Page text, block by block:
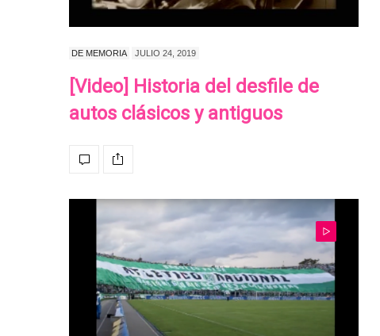
DE MEMORIA JULIO 24, 2019
[Video] Historia del desfile de
autos clásicos y antiguos